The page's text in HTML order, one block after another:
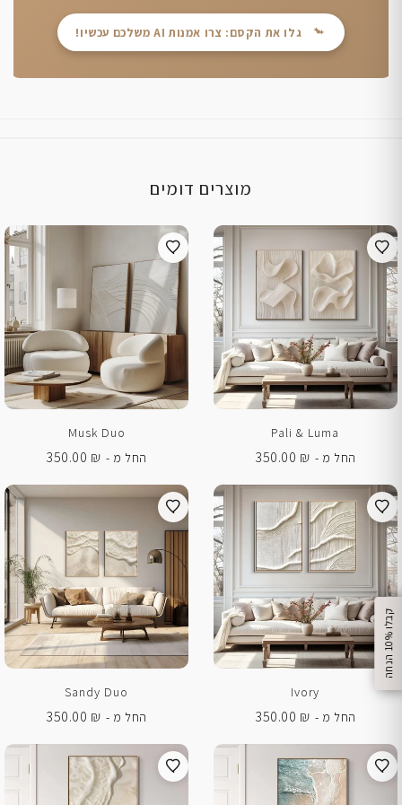
ק
ב
ל
ו
1
0
%
ה
נ
ח
ה
גלו את הקסם: צרו אמנות AI משלכם עכשיו!
מוצרים דומים
Pali & Luma
החל מ -
350.00 ₪
Musk Duo
החל מ -
350.00 ₪
Ivory
החל מ -
350.00 ₪
Sandy Duo
החל מ -
350.00 ₪